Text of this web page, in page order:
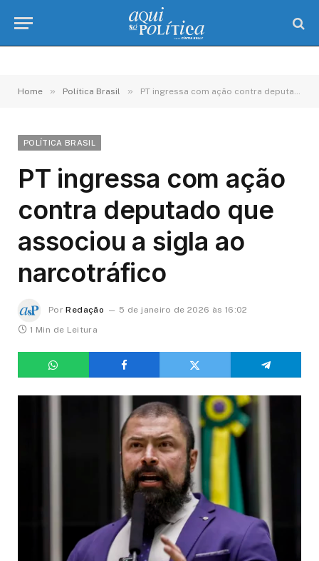
Home » Política Brasil » PT ingressa com ação contra deputado que associou a sigla ao narcotráfico
POLÍTICA BRASIL
PT ingressa com ação
contra deputado que
associou a sigla ao
narcotráfico
Por Redação
5 de janeiro de 2026 às 16:02
1 Min de Leitura